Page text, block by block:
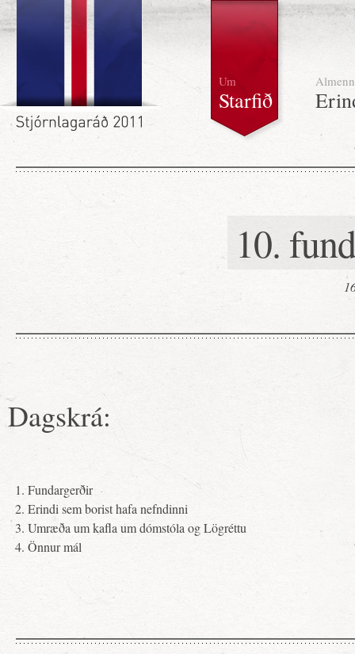
Um
Starfið
Almenn
10.
Dagskrá:
Fundargerðir
Erindi sem borist hafa nefndinni
Umræða um kafla um dómstóla og Lögréttu
Önnur mál